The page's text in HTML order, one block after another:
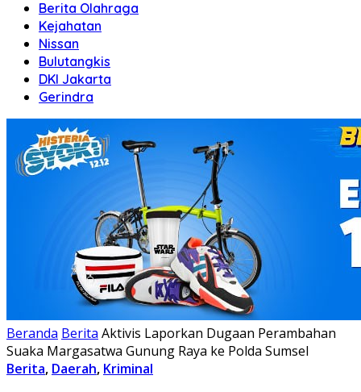
Berita Olahraga
Kejahatan
Nissan
Bulutangkis
DKI Jakarta
Gerindra
Beranda Berita Aktivis Laporkan Dugaan Perambahan
Suaka Margasatwa Gunung Raya ke Polda Sumsel
Berita, Daerah, Kriminal